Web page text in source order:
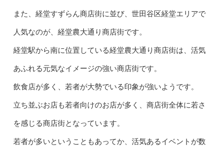
また、経堂すずらん商店街に並び、世田谷区経堂エリアで
人気なのが、経堂農大通り商店街です。
経堂駅から南に位置している経堂農大通り商店街は、活気
あふれる元気なイメージの強い商店街です。
飲食店が多く、若者が大勢でいる印象が強いようです。
立ち並ぶお店も若者向けのお店が多く、商店街全体に若さ
を感じる商店街となっています。
若者が多いということもあってか、活気あるイベントが数